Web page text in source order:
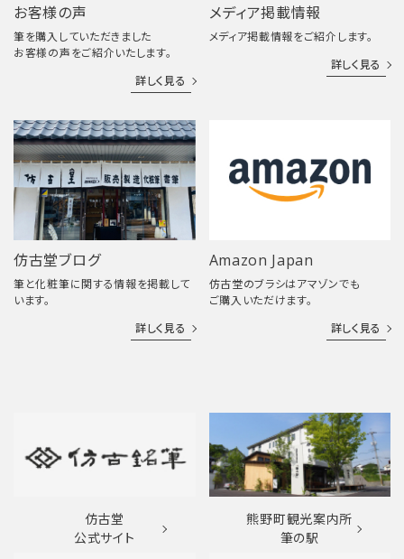
お客様の声
筆を購入していただきました
お客様の声をご紹介いたします。
詳しく見る
メディア掲載情報
メディア掲載情報をご紹介します。
詳しく見る
仿古堂ブログ
筆と化粧筆に関する情報を掲載して
います。
詳しく見る
Amazon Japan
仿古堂のブラシはアマゾンでも
ご購入いただけます。
詳しく見る
仿古堂
公式サイト
熊野町観光案内所
筆の駅